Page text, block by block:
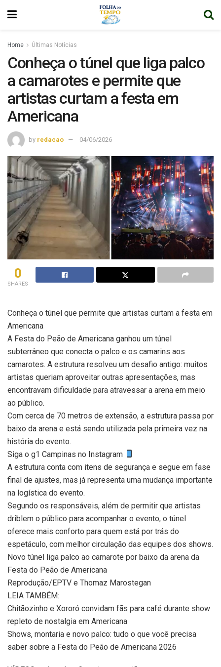
Home Últimas Notícias
Conheça o túnel que liga palco
a camarotes e permite que
artistas curtam a festa em
Americana
by redacao 04/06/2026
0
SHARES
Conheça o túnel que permite que artistas curtam a festa em
Americana
A Festa do Peão de Americana ganhou um túnel
subterrâneo que conecta o palco e os camarins aos
camarotes. A estrutura resolveu um desafio antigo: muitos
artistas queriam aproveitar outras apresentações, mas
encontravam dificuldade para atravessar a arena em meio
ao público.
Com cerca de 70 metros de extensão, a estrutura passa por
baixo da arena e está sendo utilizada pela primeira vez na
história do evento.
Siga o g1 Campinas no Instagram
A estrutura conta com itens de segurança e segue em fase
final de ajustes, mas já representa uma mudança importante
na logística do evento.
Segundo os responsáveis, além de permitir que artistas
driblem o público para acompanhar o evento, o túnel
oferece mais conforto para quem está por trás do
espetáculo, com melhor circulação das equipes dos shows.
Novo túnel liga palco ao camarote por baixo da arena da
Festa do Peão de Americana
Reprodução/EPTV e Thomaz Marostegan
LEIA TAMBÉM:
Chitãozinho e Xororó convidam fãs para café durante show
repleto de nostalgia em Americana
Shows, montaria e novo palco: tudo o que você precisa
saber sobre a Festa do Peão de Americana 2026